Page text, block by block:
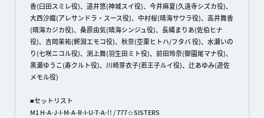
香(臼田スミレ役)、道井悠(神城スイ役)、今井麻夏(久遠寺シズカ役)、
大西沙織(アレサンドラ・スース役)、中村桜(晴海サワラ役)、高井舞香
(晴海カジカ役)、桑原由気(晴海シンジュ役)、長縄まりあ(佐伯ヒナ
役)、吉岡茉祐(鰐淵エモコ役)、秋奈(空栗ヒトハ/フタバ 役)、水瀬いの
り(七咲ニコル役)、渕上舞(羽生田ミト役)、前田玲奈(御園尾マナ役)、
黒瀬ゆうこ(寿クルト役)、川崎芽衣子(若王子ルイ役)、辻あゆみ(遊佐
メモル役)
■セットリスト
M1 H-A-J-I-M-A-R-I-U-T-A-!! / 777☆SISTERS